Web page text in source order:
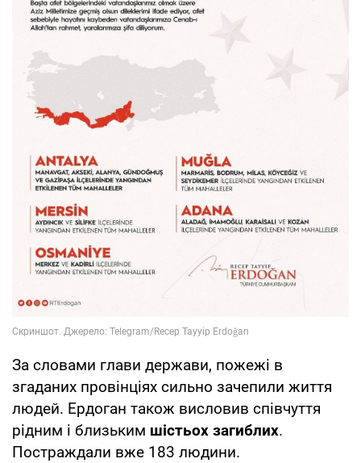
За словами глави держави, пожежі в
згаданих провінціях сильно зачепили життя
людей. Ердоган також висловив співчуття
рідним і близьким шістьох загиблих.
Постраждали вже 183 людини.